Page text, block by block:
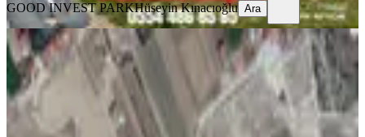
GOOD INVEST PARKHüseyin Kınacıoğlu Ara
Afyon Üçok Emlaktan Yaylabağı Yol
Üzeri Satılık 1.150m² Arsa
İhsaniye, Atatürk Mahallesi
1150 m² · 3.261/m²· 01.05.2026